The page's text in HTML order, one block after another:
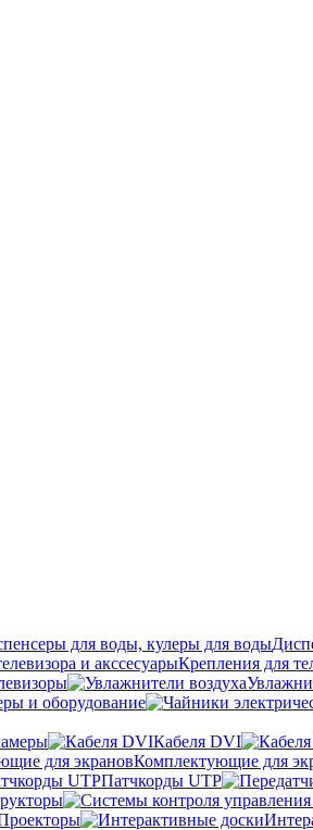
Крепления для
и оборудование
Кабеля DVI
Комплектующие для
Патчкорды UTP